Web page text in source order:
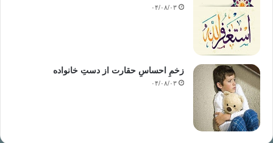
۰۴/۰۸/۰۳
زخمِ احساسِ حقارت از دستِ خانواده
۰۴/۰۸/۰۳